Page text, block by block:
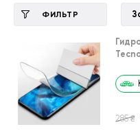
ФИЛЬТР
285 ₴